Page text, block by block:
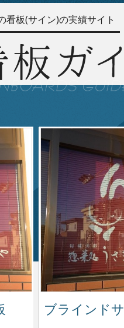
看板(サイン)の実績サイト
ブラインド